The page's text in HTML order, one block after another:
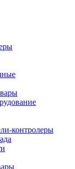
контролеры